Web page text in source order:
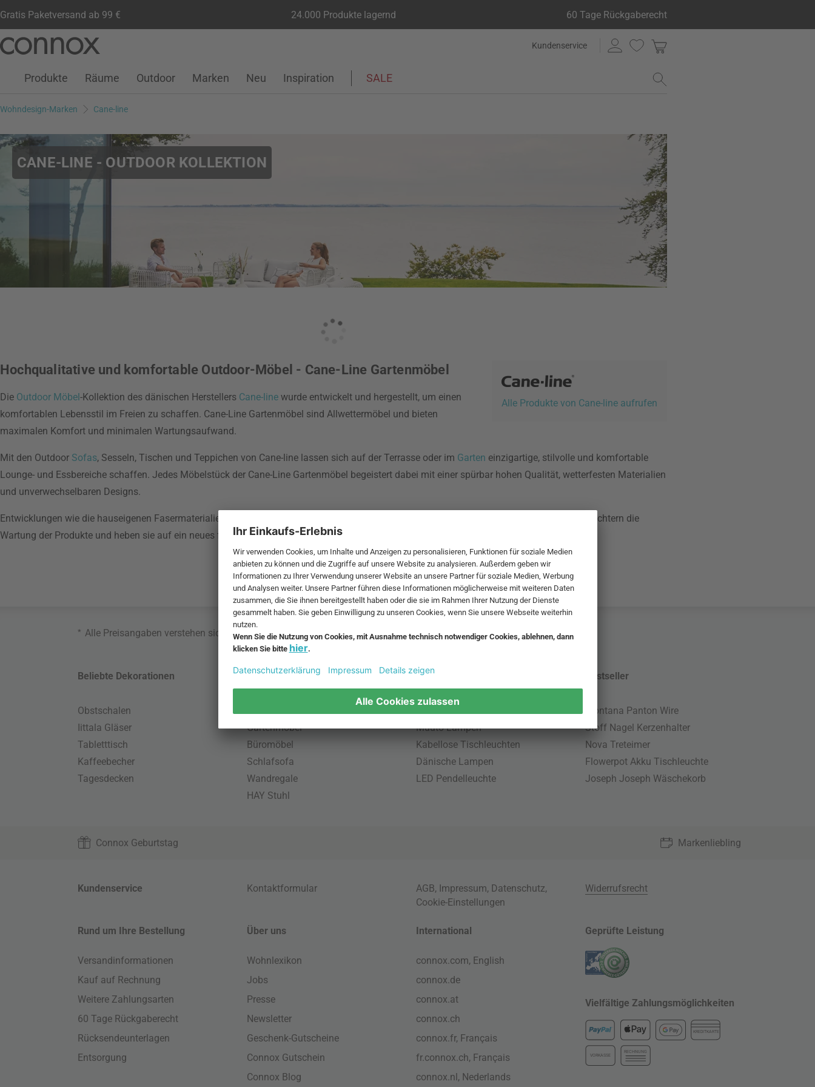
Gratis Paketversand ab 99 € 24.000 Produkte lagernd 60 Tage Rückgaberecht
Seiteninhalt
Suchfeld
Kundenservice
Kundenkonto
Wunschliste
Warenkorb
Produkte Räume Outdoor Marken Neu Inspiration SALE
Wohndesign-Marken Cane-line
CANE-LINE - OUTDOOR KOLLEKTION
Alle Produkte von Cane-line aufrufen
Hochqualitative und komfortable Outdoor-Möbel - Cane-Line Gartenmöbel
Die Outdoor Möbel-Kollektion des dänischen Herstellers Cane-line wurde entwickelt und hergestellt, um einen
komfortablen Lebensstil im Freien zu schaffen. Cane-Line Gartenmöbel sind Allwettermöbel und bieten
maximalen Komfort und minimalen Wartungsaufwand.
Mit den Outdoor Sofas, Sesseln, Tischen und Teppichen von Cane-line lassen sich auf der Terrasse oder im Garten einzigartige, stilvolle und komfortable
Lounge- und Essbereiche schaffen. Jedes Möbelstück der Cane-Line Gartenmöbel begeistert dabei mit einer spürbar hohen Qualität, wetterfesten Materialien
und unverwechselbaren Designs.
Entwicklungen wie die hauseigenen Fasermaterialien Soft Rope und Weave oder das QuickDry & AirFlow-System für schnelles Trocknen erleichtern die
Wartung der Produkte und heben sie auf ein neues funktionales Level.
* Alle Preisangaben verstehen sich inklusive MwSt. und zzgl.Versandkosten.
Beliebte Dekorationen
Obstschalen
Iittala Gläser
Tabletttisch
Kaffeebecher
Tagesdecken
Beliebte Möbel
Gartenmöbel
Büromöbel
Schlafsofa
Wandregale
HAY Stuhl
Beliebte Leuchten
Muuto Lampen
Kabellose Tischleuchten
Dänische Lampen
LED Pendelleuchte
Bestseller
Montana Panton Wire
Stoff Nagel Kerzenhalter
Nova Treteimer
Flowerpot Akku Tischleuchte
Joseph Joseph Wäschekorb
Connox Geburtstag Markenliebling
Kundenservice Kontaktformular AGB, Impressum, Datenschutz,
Cookie-Einstellungen
Widerrufsrecht
Rund um Ihre Bestellung
Versandinformationen
Kauf auf Rechnung
Weitere Zahlungsarten
60 Tage Rückgaberecht
Rücksendeunterlagen
Entsorgung
Über uns
Wohnlexikon
Jobs
Presse
Newsletter
Geschenk-Gutscheine
Connox Gutschein
Connox Blog
International
connox.com, English
connox.de
connox.at
connox.ch
connox.fr, Français
fr.connox.ch, Français
connox.nl, Nederlands
Geprüfte Leistung
Vielfältige Zahlungsmöglichkeiten
KREDITKARTE
VORKASSE
RECHNUNG